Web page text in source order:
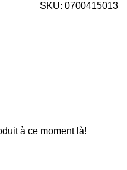
SKU: 0700415013
à ce moment là!